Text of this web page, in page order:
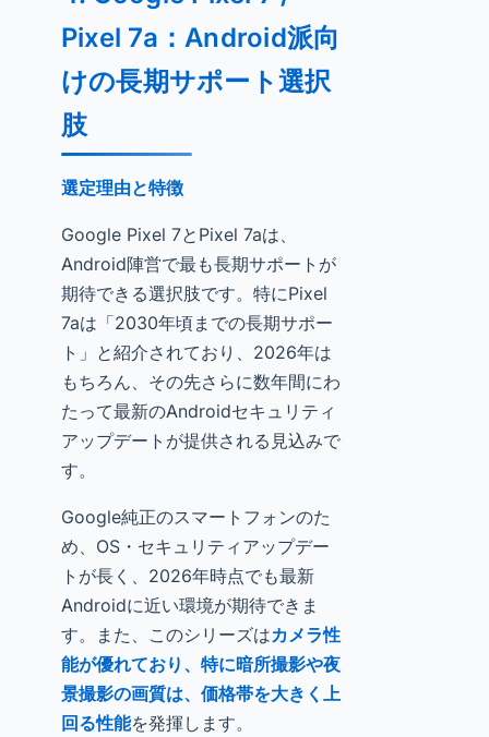
Pixel 7a：Android派向
けの長期サポート選択
肢
選定理由と特徴
Google Pixel 7とPixel 7aは、
Android陣営で最も長期サポートが
期待できる選択肢です。特にPixel
7aは「2030年頃までの長期サポー
ト」と紹介されており、2026年は
もちろん、その先さらに数年間にわ
たって最新のAndroidセキュリティ
アップデートが提供される見込みで
す。
Google純正のスマートフォンのた
め、OS・セキュリティアップデー
トが長く、2026年時点でも最新
Androidに近い環境が期待できま
す。また、このシリーズはカメラ性
能が優れており、特に暗所撮影や夜
景撮影の画質は、価格帯を大きく上
回る性能を発揮します。